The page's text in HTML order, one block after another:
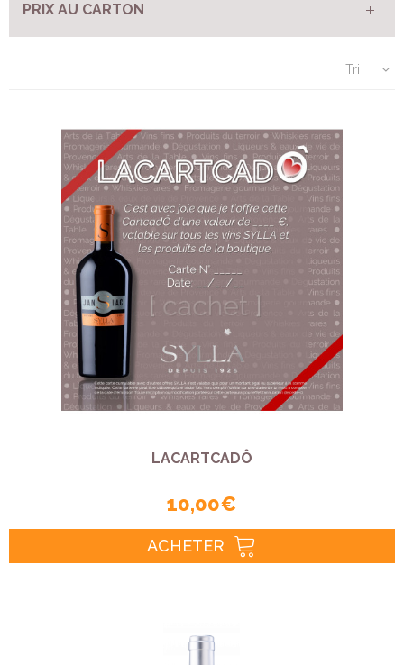
PRIX AU CARTON
Tri
LACARTCADÔ
10,00 €
ACHETER